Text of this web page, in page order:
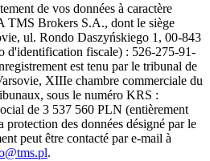
de vos données à caractère
TMS Brokers S.A., dont le siège
ul. Rondo Daszyńskiego 1, 00-843
d'identification fiscale) : 526-275-91-
est tenu par le tribunal de
XIIIe chambre commerciale du
sous le numéro KRS :
de 3 537 560 PLN (entièrement
protection des données désigné par le
peut être contacté par e-mail à
.